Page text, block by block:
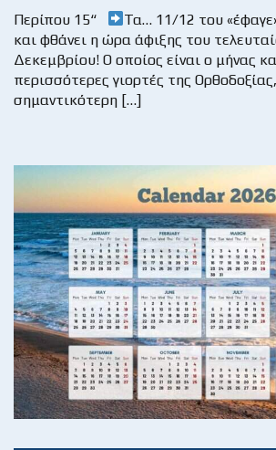
Περίπου 15“
Τα… 11/12 του
και φθάνει η ώρα άφιξης του
Δεκεμβρίου! Ο οποίος είναι ο μήνας
περισσότερες γιορτές της
σημαντικότερη […]